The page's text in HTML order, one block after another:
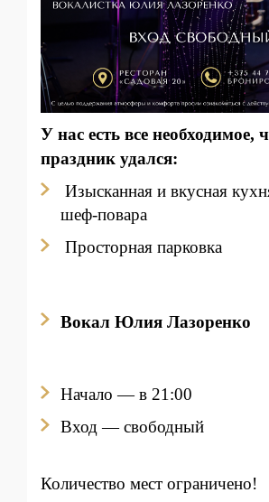
У нас есть все
праздник удался:
Изысканная и вкусная
шеф-повара
Просторная парковка
Вокал Юлия Лазоренко
Начало — в 21:00
Вход — свободный
Количество мест ограничено!